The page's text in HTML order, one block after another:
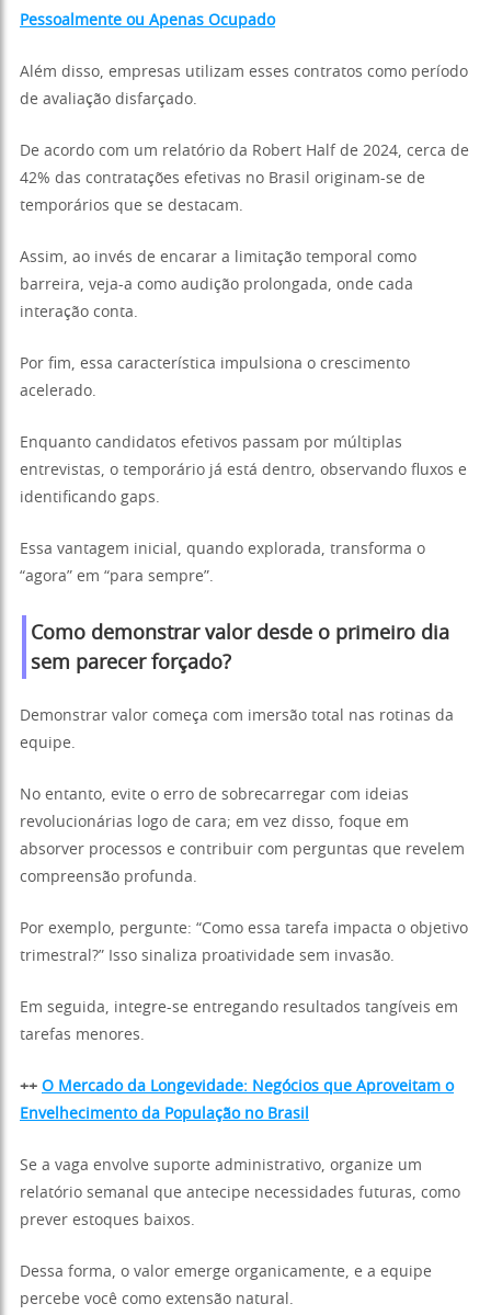
Pessoalmente ou Apenas Ocupado
Além disso, empresas utilizam esses contratos como período
de avaliação disfarçado.
De acordo com um relatório da Robert Half de 2024, cerca de
42% das contratações efetivas no Brasil originam-se de
temporários que se destacam.
Assim, ao invés de encarar a limitação temporal como
barreira, veja-a como audição prolongada, onde cada
interação conta.
Por fim, essa característica impulsiona o crescimento
acelerado.
Enquanto candidatos efetivos passam por múltiplas
entrevistas, o temporário já está dentro, observando fluxos e
identificando gaps.
Essa vantagem inicial, quando explorada, transforma o
“agora” em “para sempre”.
Como demonstrar valor desde o primeiro dia
sem parecer forçado?
Demonstrar valor começa com imersão total nas rotinas da
equipe.
No entanto, evite o erro de sobrecarregar com ideias
revolucionárias logo de cara; em vez disso, foque em
absorver processos e contribuir com perguntas que revelem
compreensão profunda.
Por exemplo, pergunte: “Como essa tarefa impacta o objetivo
trimestral?” Isso sinaliza proatividade sem invasão.
Em seguida, integre-se entregando resultados tangíveis em
tarefas menores.
++ O Mercado da Longevidade: Negócios que Aproveitam o
Envelhecimento da População no Brasil
Se a vaga envolve suporte administrativo, organize um
relatório semanal que antecipe necessidades futuras, como
prever estoques baixos.
Dessa forma, o valor emerge organicamente, e a equipe
percebe você como extensão natural.